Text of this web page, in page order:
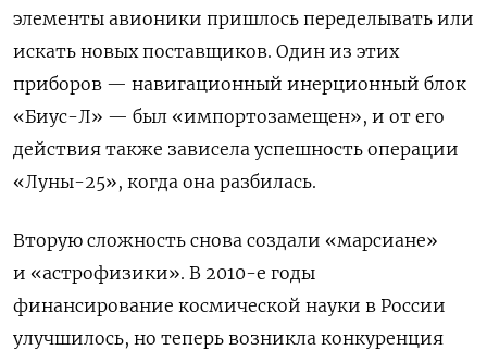
элементы авионики пришлось переделывать или
искать новых поставщиков. Один из этих
приборов — навигационный инерционный блок
«Биус-Л» — был «импортозамещен», и от его
действия также зависела успешность операции
«Луны-25», когда она разбилась.
Вторую сложность снова создали «марсиане»
и «астрофизики». В 2010-е годы
финансирование космической науки в России
улучшилось, но теперь возникла конкуренция